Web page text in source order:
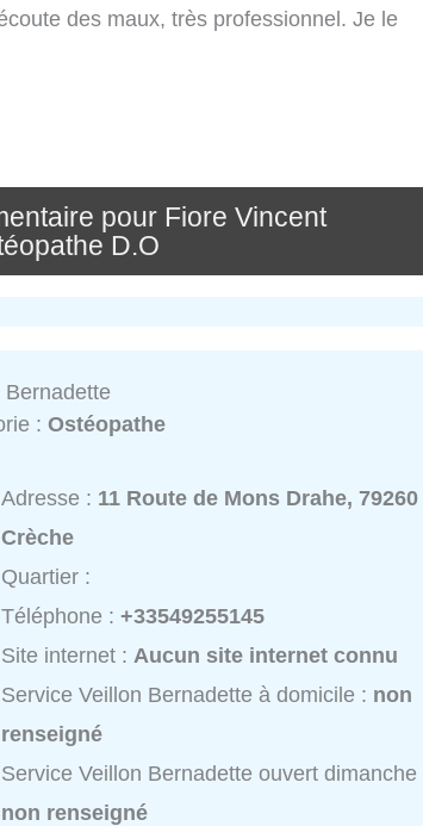
des maux, très professionnel. Je le
pour Fiore Vincent
D.O
Bernadette
:Ostéopathe
Adresse : 11 Route de Mons Drahe, 79260
Crèche
Quartier :
Téléphone :+33549255145
Site internet : Aucun site internet connu
Service Veillon Bernadette à domicile : non
renseigné
Service Veillon Bernadette ouvert dimanche
non renseigné